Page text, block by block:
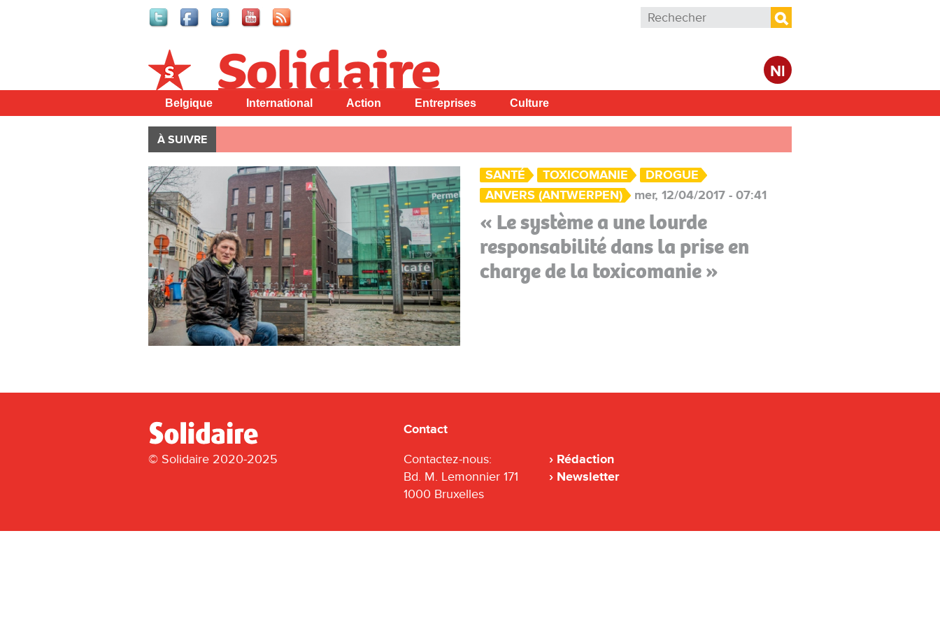
Formulaire de recherche
Rechercher
Nl
Solidaire
Belgique International Action Entreprises Culture
À SUIVRE
SANTÉ TOXICOMANIE
DROGUE
ANVERS (ANTWERPEN)
mer, 12/04/2017 - 07:41
« Le système a une lourde
responsabilité dans la prise en
charge de la toxicomanie »
© Solidaire 2020-2025
Contact
Contactez-nous:
Bd. M. Lemonnier 171
1000 Bruxelles
Rédaction
Newsletter